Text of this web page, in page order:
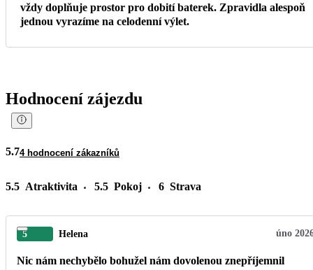
vždy doplňuje prostor pro dobití baterek. Zpravidla alespoň
jednou vyrazíme na celodenní výlet.
Hodnocení zájezdu
5.74 hodnocení zákazníků
5.5 Atraktivita 5.5 Pokoj 6 Strava
5 Helena úno
Nic nám nechybělo bohužel nám dovolenou znepříjemnil